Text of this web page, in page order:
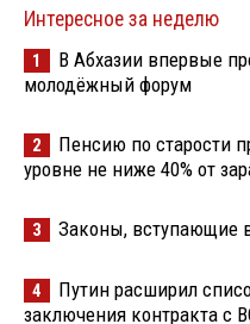
Интересное за неделю
1
В Абхазии впервые
молодёжный форум
2
Пенсию по старости
уровне не ниже 40% от
3 Законы, вступающие
4
Путин расширил
заключения контракта с